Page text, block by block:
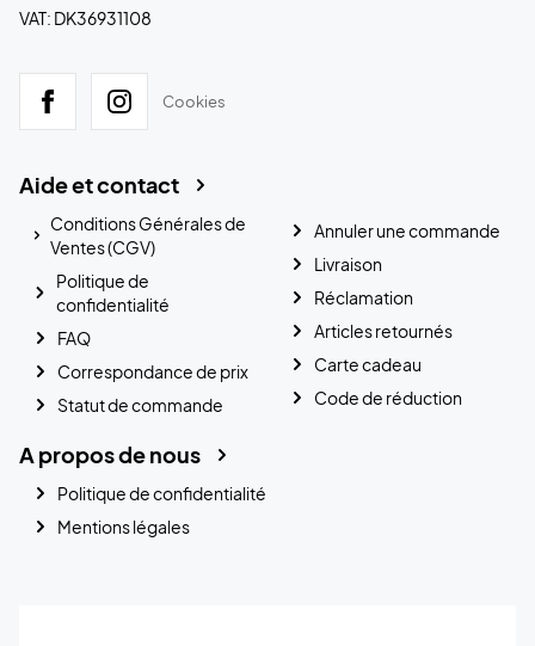
VAT: DK36931108
Cookies
Aide et contact
Conditions Générales de
Ventes (CGV)
Politique de
confidentialité
FAQ
Correspondance de prix
Statut de commande
Annuler une commande
Livraison
Réclamation
Articles retournés
Carte cadeau
Code de réduction
A propos de nous
Politique de confidentialité
Mentions légales